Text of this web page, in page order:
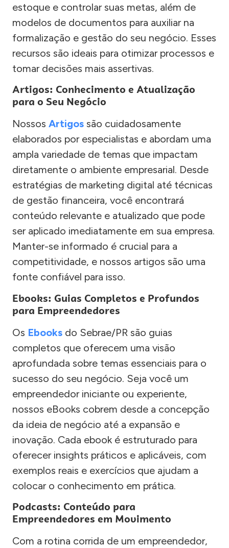
estoque e controlar suas metas, além de
modelos de documentos para auxiliar na
formalização e gestão do seu negócio. Esses
recursos são ideais para otimizar processos e
tomar decisões mais assertivas.
Artigos: Conhecimento e Atualização
para o Seu Negócio
Nossos Artigos são cuidadosamente
elaborados por especialistas e abordam uma
ampla variedade de temas que impactam
diretamente o ambiente empresarial. Desde
estratégias de marketing digital até técnicas
de gestão financeira, você encontrará
conteúdo relevante e atualizado que pode
ser aplicado imediatamente em sua empresa.
Manter-se informado é crucial para a
competitividade, e nossos artigos são uma
fonte confiável para isso.
Ebooks: Guias Completos e Profundos
para Empreendedores
Os Ebooks do Sebrae/PR são guias
completos que oferecem uma visão
aprofundada sobre temas essenciais para o
sucesso do seu negócio. Seja você um
empreendedor iniciante ou experiente,
nossos eBooks cobrem desde a concepção
da ideia de negócio até a expansão e
inovação. Cada ebook é estruturado para
oferecer insights práticos e aplicáveis, com
exemplos reais e exercícios que ajudam a
colocar o conhecimento em prática.
Podcasts: Conteúdo para
Empreendedores em Movimento
Com a rotina corrida de um empreendedor,